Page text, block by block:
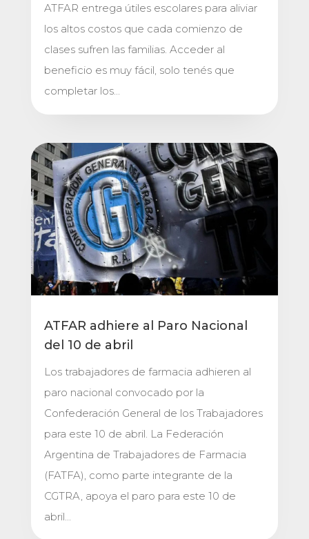
ATFAR entrega útiles escolares para aliviar
los altos costos que cada comienzo de
clases sufren las familias. Acceder al
beneficio es muy fácil, solo tenés que
completar los...
ATFAR adhiere al Paro Nacional
del 10 de abril
Los trabajadores de farmacia adhieren al
paro nacional convocado por la
Confederación General de los Trabajadores
para este 10 de abril. La Federación
Argentina de Trabajadores de Farmacia
(FATFA), como parte integrante de la
CGTRA, apoya el paro para este 10 de
abril...